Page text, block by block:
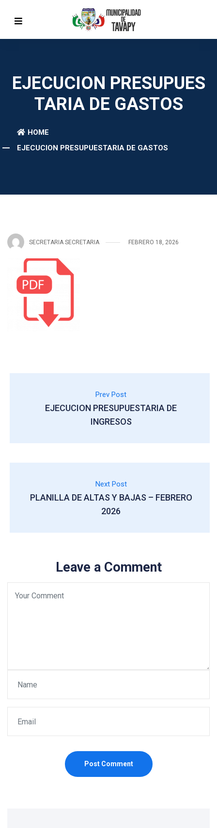
EJECUCION PRESUPUES
TARIA DE GASTOS
HOME
EJECUCION PRESUPUESTARIA DE GASTOS
SECRETARIA SECRETARIA FEBRERO 18, 2026
Prev Post
EJECUCION PRESUPUESTARIA DE
INGRESOS
Next Post
PLANILLA DE ALTAS Y BAJAS – FEBRERO
2026
Leave a Comment
Post Comment